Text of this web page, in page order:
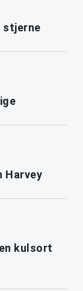
stjerne
Harvey
kulsort